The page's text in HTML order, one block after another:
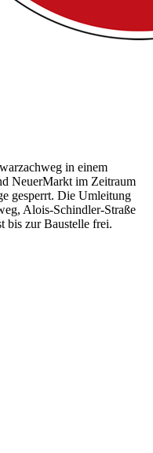
in einem
NeuerMarkt im Zeitraum
gesperrt. Die Umleitung
Alois-Schindler-Straße
bis zur Baustelle frei.